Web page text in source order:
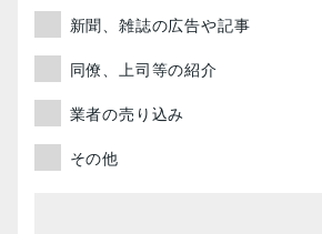
新聞、雑誌の広告や記事
同僚、上司等の紹介
業者の売り込み
その他